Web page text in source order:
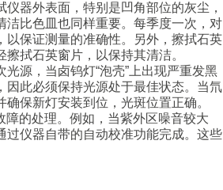
器外表面，特别是凹角部位的灰尘，
比色皿也同样重要。每季度一次，对
以保证测量的准确性。另外，擦拭石英
拭石英窗片，以保持其清洁。
源，当卤钨灯“泡壳”上出现严重发黑
此必须保持光源处于最佳状态。当氘
保新灯安装到位，光斑位置正确。
的处理。例如，当紫外区噪音较大
过仪器自带的自动校准功能完成。这些